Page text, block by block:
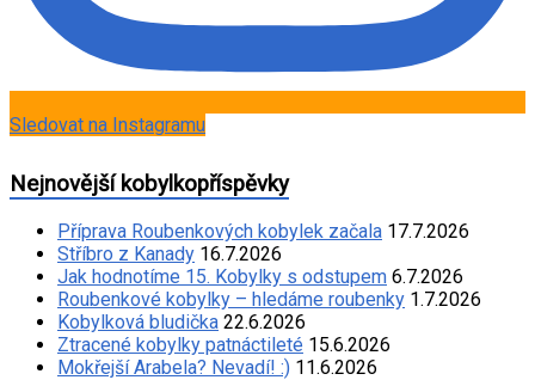
Sledovat na Instagramu
Nejnovější kobylkopříspěvky
Příprava Roubenkových kobylek začala 17.7.2026
Stříbro z Kanady 16.7.2026
Jak hodnotíme 15. Kobylky s odstupem 6.7.2026
Roubenkové kobylky – hledáme roubenky 1.7.2026
Kobylková bludička 22.6.2026
Ztracené kobylky patnáctileté 15.6.2026
Mokřejší Arabela? Nevadí! :) 11.6.2026